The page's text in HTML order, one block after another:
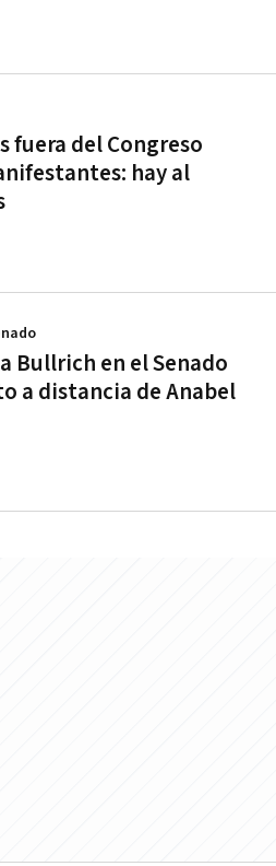
fuera del Congreso
hay al
Bullrich en el Senado
a distancia de Anabel